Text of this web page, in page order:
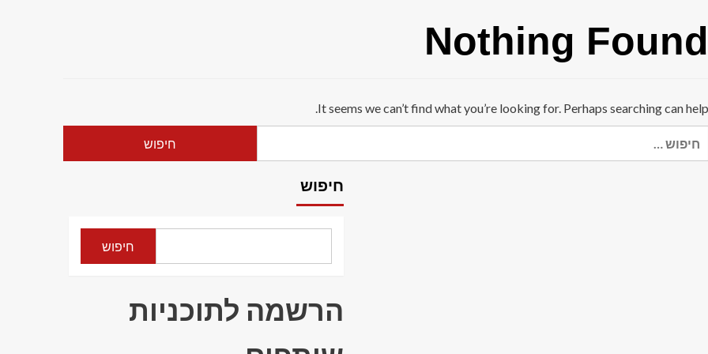
Nothing Found
It seems we can’t find what you’re looking for. Perhaps searching can help.
חיפוש
חיפוש
הרשמה לתוכניות